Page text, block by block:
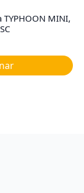
TYPHOON MINI,